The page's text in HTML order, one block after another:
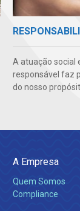
A atuação social
responsável faz
do nosso
A Empresa
Quem Somos
Compliance